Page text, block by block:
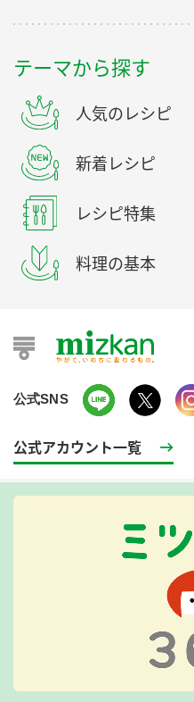
テーマから探す
人気のレシピ
新着レシピ
レシピ特集
料理の基本
公式SNS
公式アカウント一覧